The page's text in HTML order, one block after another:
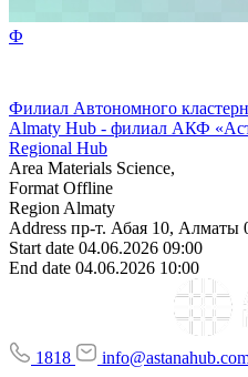
Ф
Филиал Автономного
Almaty Hub - филиал АКФ
Regional Hub
Area Materials Science,
Format Offline
Region Almaty
Address пр-т. Абая 10, Алматы
Start date 04.06.2026 09:00
End date 04.06.2026 10:00
1818